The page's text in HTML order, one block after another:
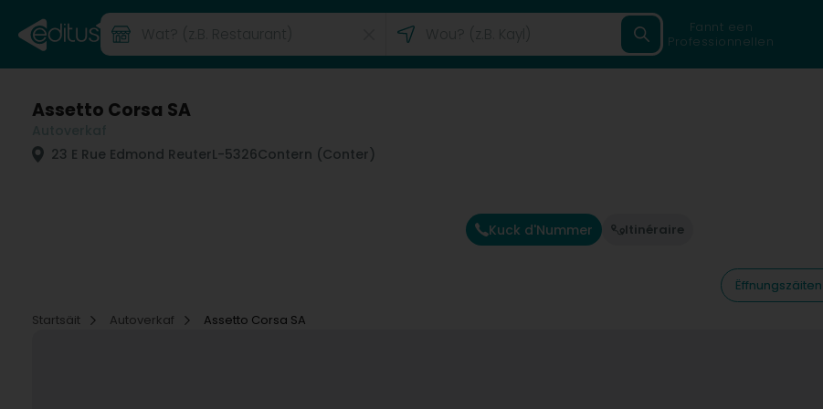
Fannt een
Professionnellen
Assetto Corsa SA
23 E Rue Edmond ReuterL-5326Contern (Conter)
Kuck d'Nummer Itinéraire
Ëffnungszäiten
Startsäit
Autoverkaf Assetto Corsa SA